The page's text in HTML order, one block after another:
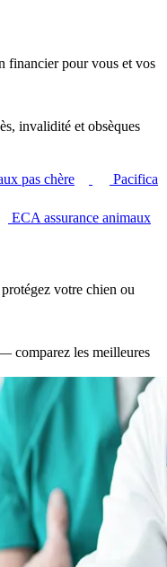
financier pour vous et vos
invalidité et obsèques
pas chère
Pacifica
ECA assurance animaux
votre chien ou
comparez les meilleures